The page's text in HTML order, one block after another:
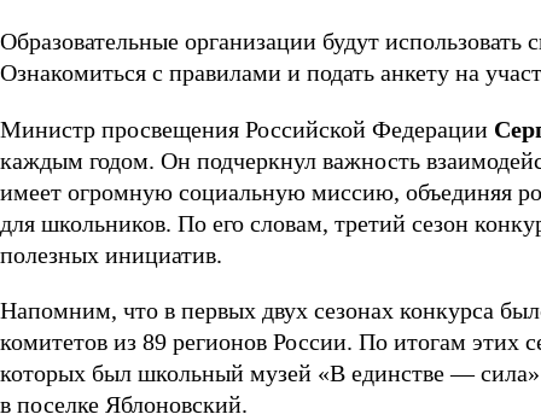
Образовательные организации будут
Ознакомиться с правилами и подать анкету на
Министр просвещения Российской Федерации
каждым годом. Он подчеркнул важность
имеет огромную социальную миссию, объединяя
для школьников. По его словам, третий сезон
полезных инициатив.
Напомним, что в первых двух сезонах конкурса
комитетов из 89 регионов России. По итогам этих
которых был школьный музей «В единстве —
в поселке Яблоновский.